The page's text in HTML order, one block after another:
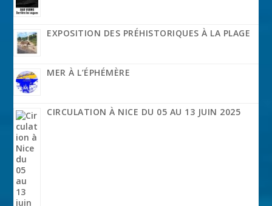
EXPOSITION DES PRÉHISTORIQUES À LA PLAGE
MER À L’ÉPHÉMÈRE
CIRCULATION À NICE DU 05 AU 13 JUIN 2025